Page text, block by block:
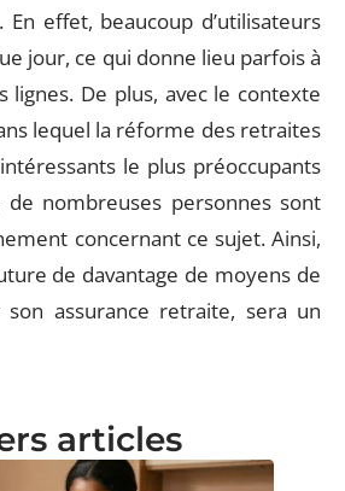
effet, beaucoup d’utilisateurs
jour, ce qui donne lieu parfois à
lignes. De plus, avec le contexte
lequel la réforme des retraites
le plus préoccupants
de nombreuses personnes sont
concernant ce sujet. Ainsi,
de davantage de moyens de
son assurance retraite, sera un
articles